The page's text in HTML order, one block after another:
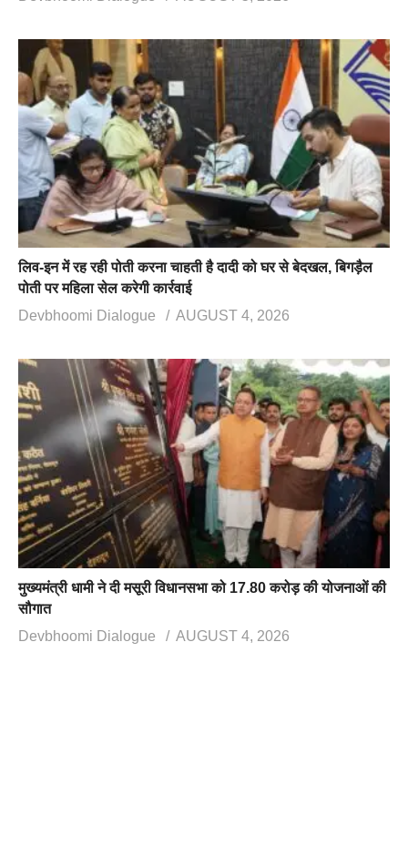
लिव-इन में रह रही पोती करना चाहती है दादी को घर से बेदखल, बिगड़ैल
पोती पर महिला सेल करेगी कार्रवाई
Devbhoomi Dialogue
AUGUST 4, 2026
मुख्यमंत्री धामी ने दी मसूरी विधानसभा को 17.80 करोड़ की योजनाओं की
सौगात
Devbhoomi Dialogue
AUGUST 4, 2026